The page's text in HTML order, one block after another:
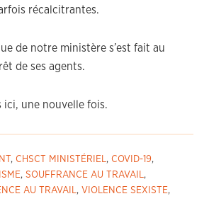
récalcitrantes.
de notre ministère s’est fait au
de ses agents.
ici, une nouvelle fois.
,CHSCT MINISTÉRIEL,COVID-19,
,SOUFFRANCE AU TRAVAIL,
AU TRAVAIL, VIOLENCE SEXISTE,